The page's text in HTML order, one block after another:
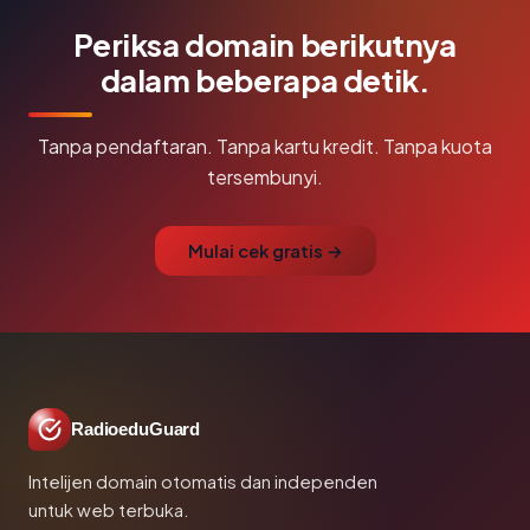
Periksa domain berikutnya
dalam beberapa detik.
Tanpa pendaftaran. Tanpa kartu kredit. Tanpa kuota
tersembunyi.
Mulai cek gratis →
RadioeduGuard
Intelijen domain otomatis dan independen
untuk web terbuka.